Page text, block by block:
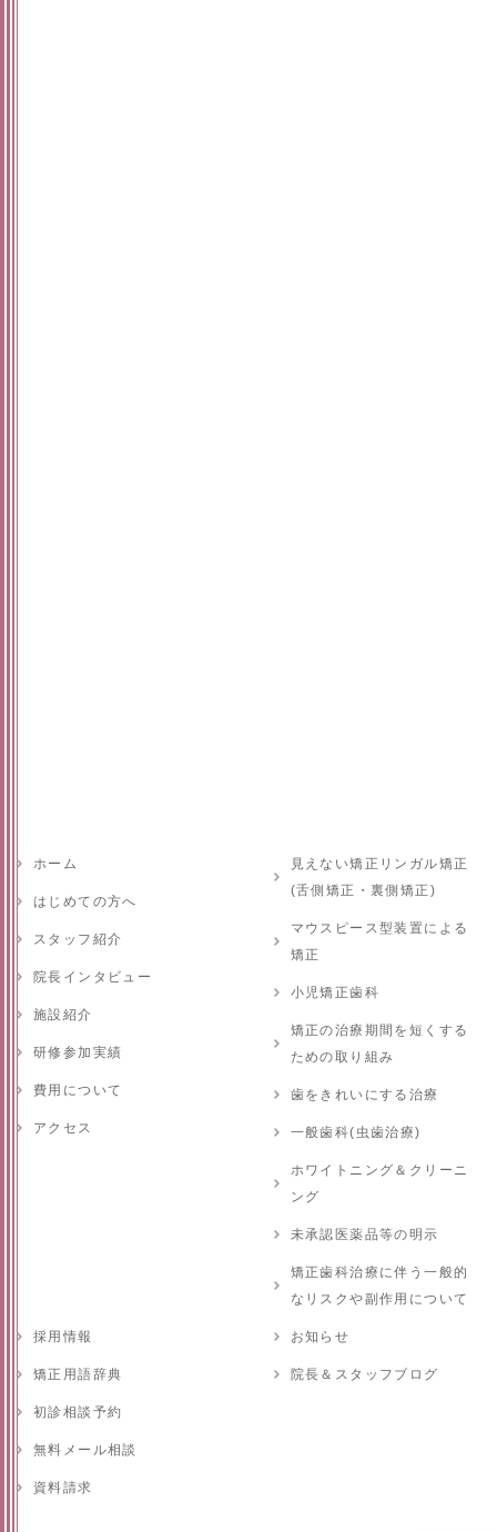
ホーム
はじめての方へ
スタッフ紹介
院長インタビュー
施設紹介
研修参加実績
費用について
アクセス
見えない矯正リンガル矯正
(舌側矯正・裏側矯正)
マウスピース型装置による
矯正
小児矯正歯科
矯正の治療期間を短くする
ための取り組み
歯をきれいにする治療
一般歯科(虫歯治療)
ホワイトニング＆クリーニ
ング
未承認医薬品等の明示
矯正歯科治療に伴う一般的
なリスクや副作用について
採用情報
矯正用語辞典
初診相談予約
無料メール相談
資料請求
お知らせ
院長＆スタッフブログ